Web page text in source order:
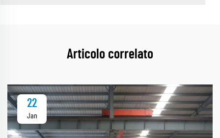
Articolo correlato
22
Jan